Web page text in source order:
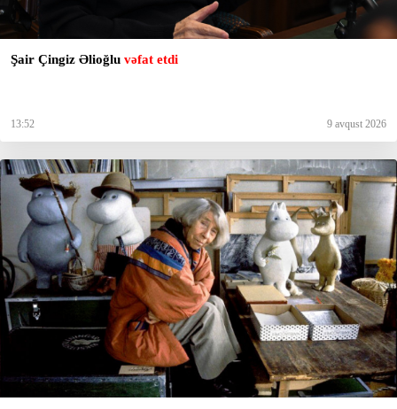
Şair Çingiz Əlioğlu vəfat etdi
13:52 9 avqust 2026